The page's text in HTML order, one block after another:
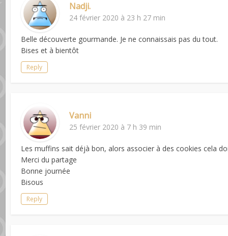
Nadji.
24 février 2020 à 23 h 27 min
Belle découverte gourmande. Je ne connaissais pas du tout.
Bises et à bientôt
Reply
Vanni
25 février 2020 à 7 h 39 min
Les muffins sait déjà bon, alors associer à des cookies cela
Merci du partage
Bonne journée
Bisous
Reply